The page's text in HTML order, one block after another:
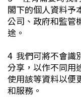
閣下的個人資料予
公司、政府和監管
途。
4 我們可將不會識
分享，以作不同用
使用該等資料以便
和服務。